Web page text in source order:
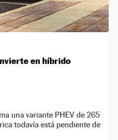
en híbrido
una variante PHEV de 265
todavía está pendiente de